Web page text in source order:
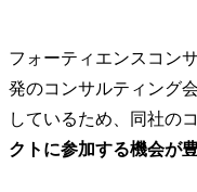
フォーティエンスコン
発のコンサルティング
しているため、同社の
クトに参加する機会が